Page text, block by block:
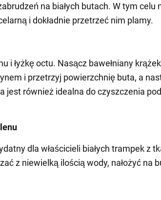
na białych butach. W tym celu
i dokładnie przetrzeć nim plamy.
i łyżkę octu. Nasącz bawełniany
i przetrzyj powierzchnię buta, a
jest również idealna do czyszczenia
dla właścicieli białych trampek z
z niewielką ilością wody, nałożyć na